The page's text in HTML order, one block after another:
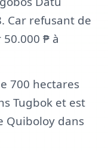
Car refusant de
₱ à
700 hectares
Tugbok et est
Quiboloy dans